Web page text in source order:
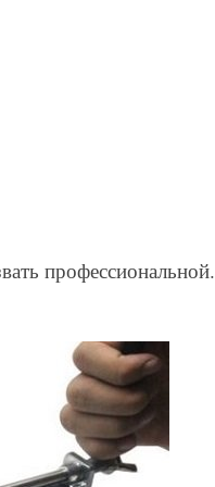
профессиональной.